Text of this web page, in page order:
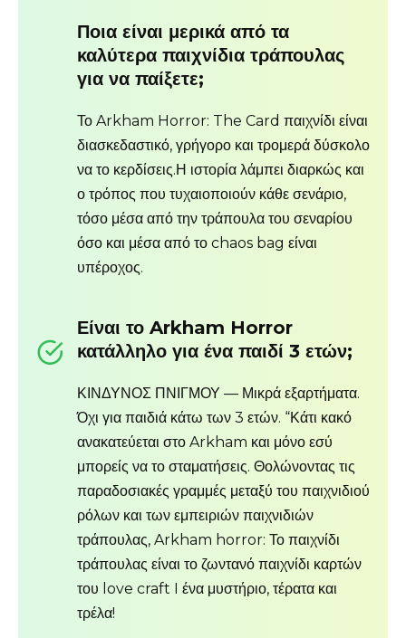
Ποια είναι μερικά από τα
καλύτερα παιχνίδια τράπουλας
για να παίξετε;
Το Arkham Horror: The Card παιχνίδι είναι
διασκεδαστικό, γρήγορο και τρομερά δύσκολο
να το κερδίσεις.Η ιστορία λάμπει διαρκώς και
ο τρόπος που τυχαιοποιούν κάθε σενάριο,
τόσο μέσα από την τράπουλα του σεναρίου
όσο και μέσα από το chaos bag είναι
υπέροχος.
Είναι το Arkham Horror
κατάλληλο για ένα παιδί 3 ετών;
ΚΙΝΔΥΝΟΣ ΠΝΙΓΜΟΥ — Μικρά εξαρτήματα.
Όχι για παιδιά κάτω των 3 ετών. “Κάτι κακό
ανακατεύεται στο Arkham και μόνο εσύ
μπορείς να το σταματήσεις. Θολώνοντας τις
παραδοσιακές γραμμές μεταξύ του παιχνιδιού
ρόλων και των εμπειριών παιχνιδιών
τράπουλας, Arkham horror: Το παιχνίδι
τράπουλας είναι το ζωντανό παιχνίδι καρτών
του love craft I ένα μυστήριο, τέρατα και
τρέλα!